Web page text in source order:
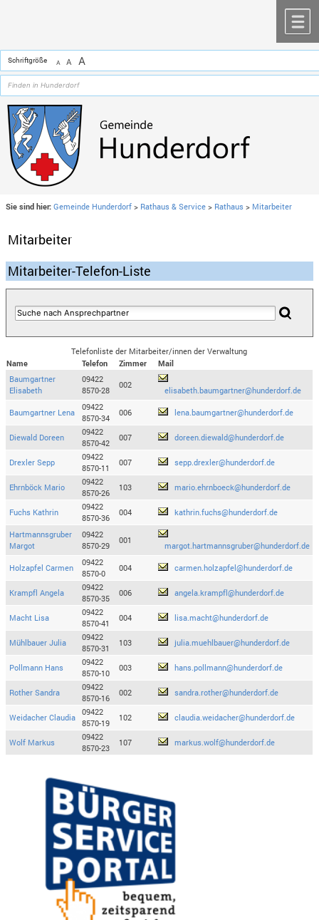
Schriftgröße A A A
Sie sind hier: Gemeinde Hunderdorf > Rathaus & Service > Rathaus > Mitarbeiter
Mitarbeiter
Mitarbeiter-Telefon-Liste
Telefonliste der Mitarbeiter/innen der Verwaltung
Name
Telefon Zimmer
Mail
Baumgartner
Elisabeth
09422
8570-28
002
elisabeth.baumgartner@hunderdorf.de
Baumgartner Lena
09422
8570-34
006 lena.baumgartner@hunderdorf.de
Diewald Doreen
09422
8570-42
007 doreen.diewald@hunderdorf.de
Drexler Sepp
09422
8570-11
007 sepp.drexler@hunderdorf.de
Ehrnböck Mario
09422
8570-26
103 mario.ehrnboeck@hunderdorf.de
Fuchs Kathrin
09422
8570-36
004 kathrin.fuchs@hunderdorf.de
Hartmannsgruber
Margot
09422
8570-29
001
margot.hartmannsgruber@hunderdorf.de
Holzapfel Carmen
09422
8570-0
004 carmen.holzapfel@hunderdorf.de
Krampfl Angela
09422
8570-35
006 angela.krampfl@hunderdorf.de
Macht Lisa
09422
8570-41
004 lisa.macht@hunderdorf.de
Mühlbauer Julia
09422
8570-31
103 julia.muehlbauer@hunderdorf.de
Pollmann Hans
09422
8570-10
003 hans.pollmann@hunderdorf.de
Rother Sandra
09422
8570-16
002 sandra.rother@hunderdorf.de
Weidacher Claudia
09422
8570-19
102 claudia.weidacher@hunderdorf.de
Wolf Markus
09422
8570-23
107 markus.wolf@hunderdorf.de